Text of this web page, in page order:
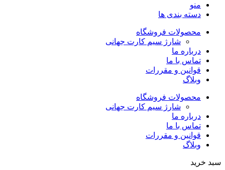
منو
دسته بندی ها
محصولات فروشگاه
شارژ سیم کارت جهانی
درباره ما
تماس با ما
قوانین و مقررات
وبلاگ
محصولات فروشگاه
شارژ سیم کارت جهانی
درباره ما
تماس با ما
قوانین و مقررات
وبلاگ
سبد خرید